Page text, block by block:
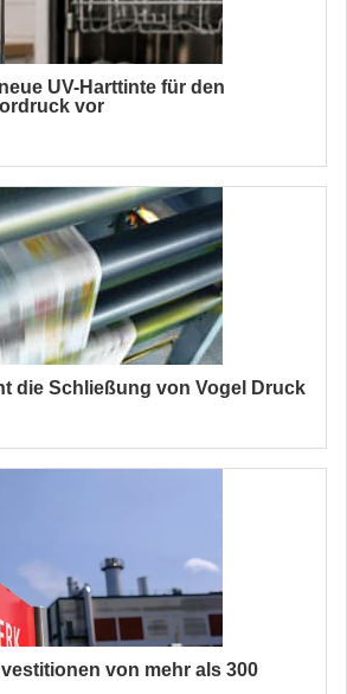
UV-Harttinte für den
vor
die Schließung von Vogel Druck
von mehr als 300